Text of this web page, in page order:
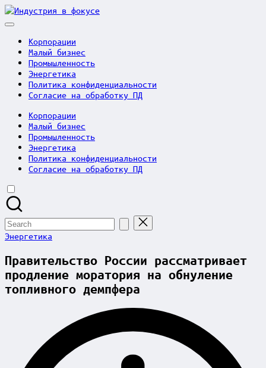
Skip
to
Индустрия
Корпорации
Малый бизнес
Промышленность
Энергетика
Политика конфиденциальности
Согласие на обработку ПД
Корпорации
Малый бизнес
Промышленность
Энергетика
Политика конфиденциальности
Согласие на обработку ПД
Search
for:
Posted
Энергетика
Правительство России рассматривает
продление моратория на обнуление
топливного демпфера